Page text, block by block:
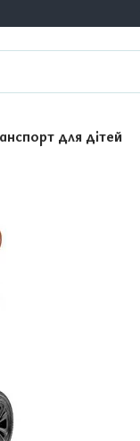
для дітей